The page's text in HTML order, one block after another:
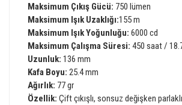
Maksimum Çıkış Gücü: 750 lümen
Maksimum Işık Uzaklığı:155 m
Maksimum Işık Yoğunluğu: 6000 cd
Maksimum Çalışma Süresi: 450 saat /
Uzunluk: 136 mm
Kafa Boyu: 25.4 mm
Ağırlık: 77 gr
Özellik: Çift çıkışlı, sonsuz değişken